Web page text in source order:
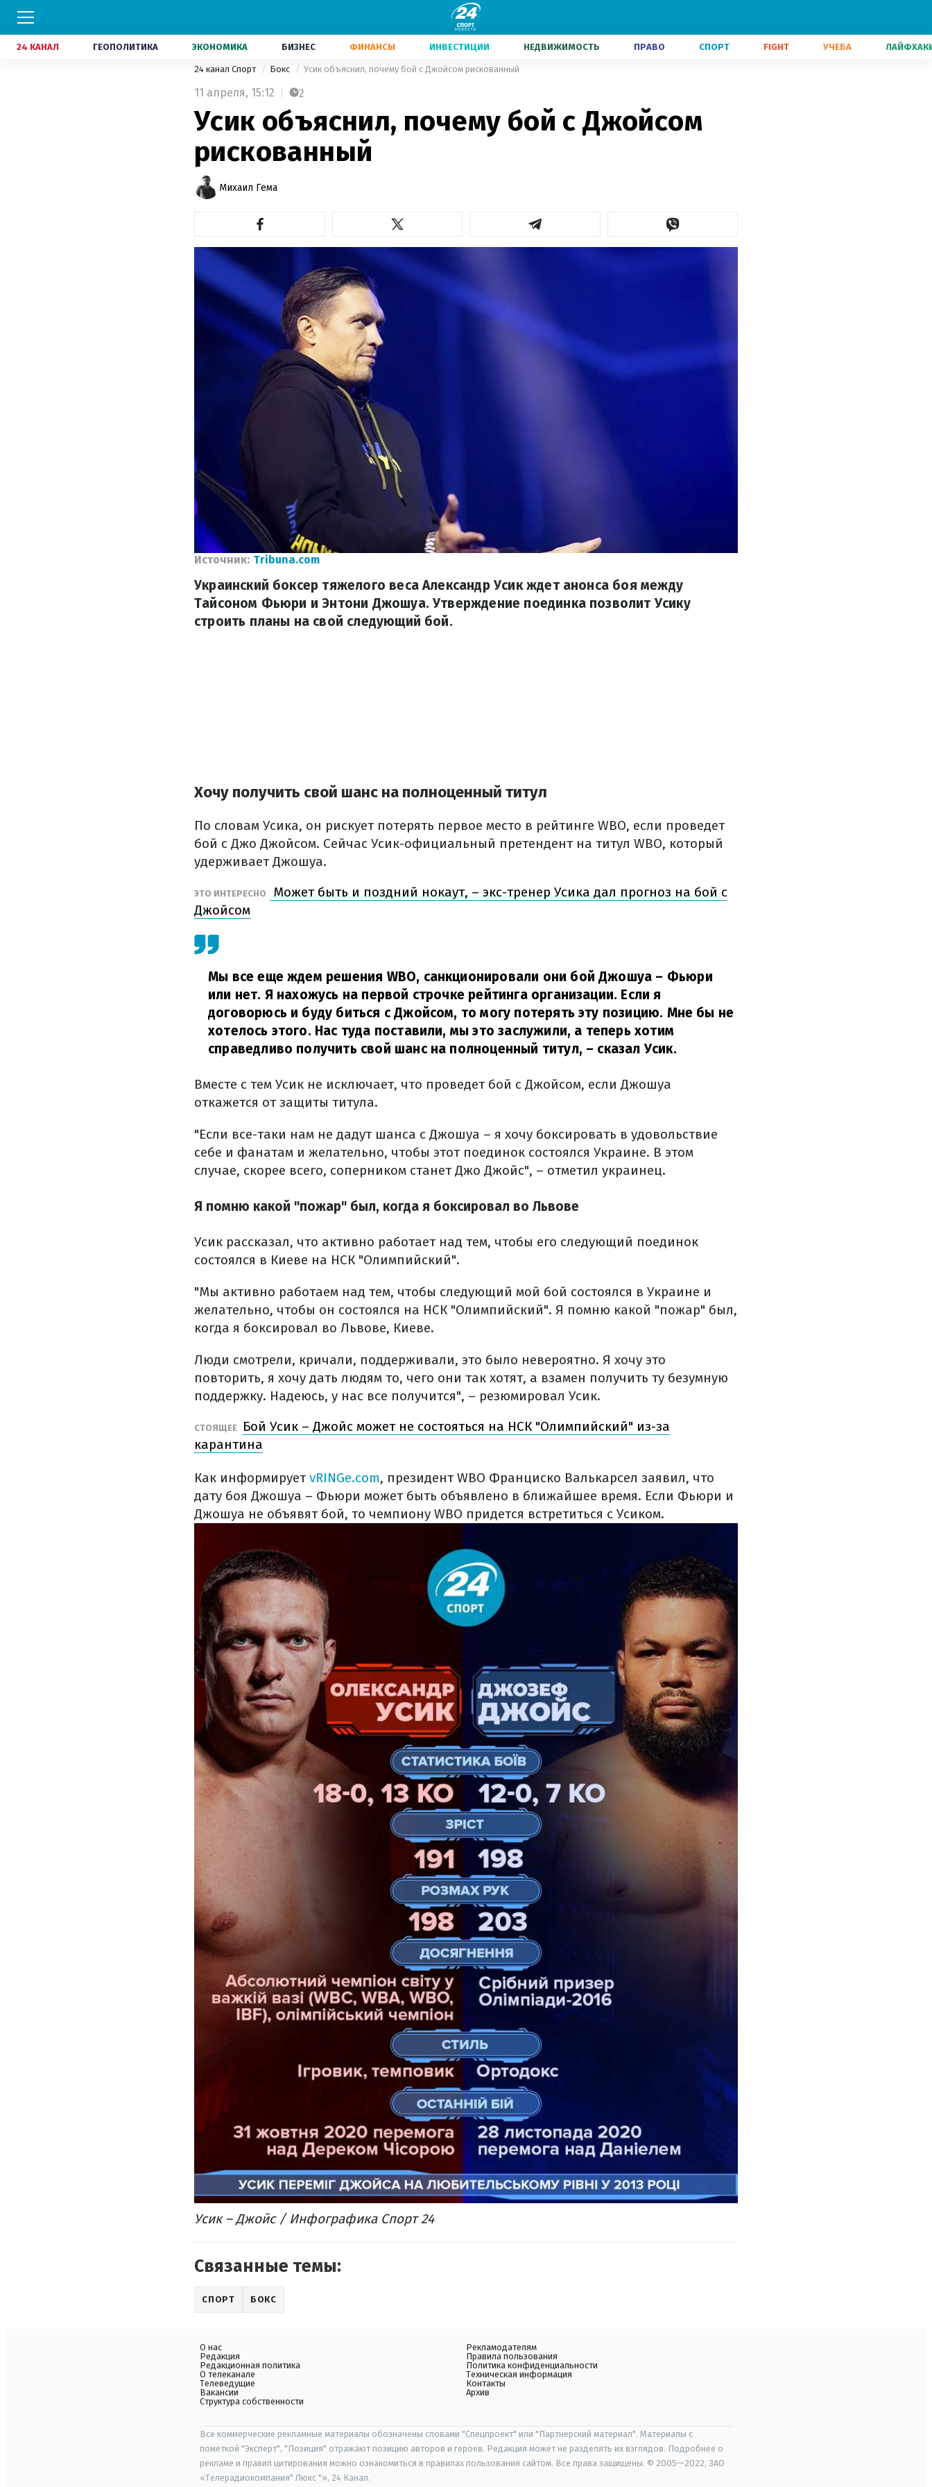
24 КАНАЛ ГЕОПОЛИТИКА ЭКОНОМИКА БИЗНЕС ФИНАНСЫ ИНВЕСТИЦИИ НЕДВИЖИМОСТЬ ПРАВО СПОРТ FIGHT УЧЕБА
24 канал Спорт Бокс Усик объяснил, почему бой с Джойсом рискованный
11 апреля, 15:12 2
Усик объяснил, почему бой с Джойсом
рискованный
Михаил Гема
Источник: Tribuna.com
Украинский боксер тяжелого веса Александр Усик ждет анонса боя между
Тайсоном Фьюри и Энтони Джошуа. Утверждение поединка позволит Усику
строить планы на свой следующий бой.
Хочу получить свой шанс на полноценный титул
По словам Усика, он рискует потерять первое место в рейтинге WBO, если проведет
бой с Джо Джойсом. Сейчас Усик-официальный претендент на титул WBO, который
удерживает Джошуа.
ЭТО ИНТЕРЕСНО
Может быть и поздний нокаут, – экс-тренер Усика дал прогноз на бой с
Джойсом
Мы все еще ждем решения WBO, санкционировали они бой Джошуа – Фьюри
или нет. Я нахожусь на первой строчке рейтинга организации. Если я
договорюсь и буду биться с Джойсом, то могу потерять эту позицию. Мне бы не
хотелось этого. Нас туда поставили, мы это заслужили, а теперь хотим
справедливо получить свой шанс на полноценный титул, – сказал Усик.
Вместе с тем Усик не исключает, что проведет бой с Джойсом, если Джошуа
откажется от защиты титула.
"Если все-таки нам не дадут шанса с Джошуа – я хочу боксировать в удовольствие
себе и фанатам и желательно, чтобы этот поединок состоялся Украине. В этом
случае, скорее всего, соперником станет Джо Джойс", – отметил украинец.
Я помню какой "пожар" был, когда я боксировал во Львове
Усик рассказал, что активно работает над тем, чтобы его следующий поединок
состоялся в Киеве на НСК "Олимпийский".
"Мы активно работаем над тем, чтобы следующий мой бой состоялся в Украине и
желательно, чтобы он состоялся на НСК "Олимпийский". Я помню какой "пожар" был,
когда я боксировал во Львове, Киеве.
Люди смотрели, кричали, поддерживали, это было невероятно. Я хочу это
повторить, я хочу дать людям то, чего они так хотят, а взамен получить ту безумную
поддержку. Надеюсь, у нас все получится", – резюмировал Усик.
СТОЯЩЕЕ
Бой Усик – Джойс может не состояться на НСК "Олимпийский" из-за
карантина
Как информируетvRINGe.com, президент WBO Франциско Валькарсел заявил, что
дату боя Джошуа – Фьюри может быть объявлено в ближайшее время. Если Фьюри и
Джошуа не объявят бой, то чемпиону WBO придется встретиться с Усиком.
Усик – Джойс / Инфографика Спорт 24
Связанные темы:
СПОРТ БОКС
О нас
Редакция
Редакционная политика
О телеканале
Телеведущие
Вакансии
Структура собственности
Рекламодателям
Правила пользования
Политика конфиденциальности
Техническая информация
Контакты
Архив
Все коммерческие рекламные материалы обозначены словами "Спецпроект" или "Партнерский материал". Материалы с
пометкой "Эксперт", "Позиция" отражают позицию авторов и героев. Редакция может не разделять их взглядов. Подробнее о
рекламе и правил цитирования можно ознакомиться в правилах пользования сайтом. Все права защищены. © 2005—2022, ЗАО
«Телерадиокомпания" Люкс "», 24 Канал.